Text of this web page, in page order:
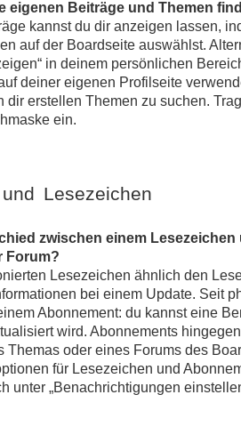
eigenen Beiträge und Themen
kannst du dir anzeigen lassen,
auf der Boardseite auswählst.
in deinem persönlichen
deiner eigenen Profilseite
dir erstellen Themen zu suchen.
ein.
Lesezeichen
zwischen einem
Forum?
Lesezeichen ähnlich den
bei einem Update. Seit
Abonnement: du kannst eine
wird. Abonnements
Themas oder eines Forums des
für Lesezeichen und
unter „Benachrichtigungen